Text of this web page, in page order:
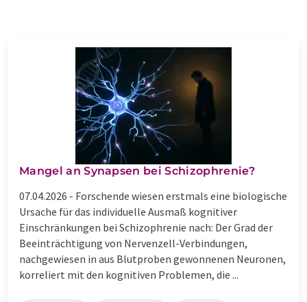
Mangel an Synapsen bei Schizophrenie?
07.04.2026 - Forschende wiesen erstmals eine biologische
Ursache für das individuelle Ausmaß kognitiver
Einschränkungen bei Schizophrenie nach: Der Grad der
Beeinträchtigung von Nervenzell-Verbindungen,
nachgewiesen in aus Blutproben gewonnenen Neuronen,
korreliert mit den kognitiven Problemen, die ...